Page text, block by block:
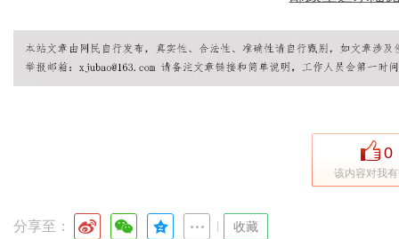
0
该内容对我
分享至： 收藏